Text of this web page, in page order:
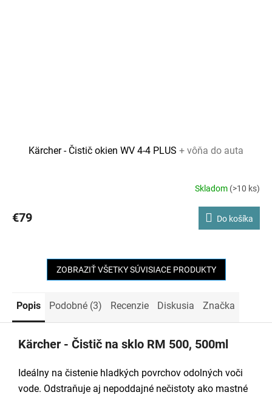
Kärcher - Čistič okien WV 4-4 PLUS + vôňa do auta
Skladom (>10 ks)
€79 Do košíka
ZOBRAZIŤ VŠETKY SÚVISIACE PRODUKTY
Popis Podobné (3) Recenzie Diskusia Značka
Kärcher - Čistič na sklo RM 500, 500ml
Ideálny na čistenie hladkých povrchov odolných voči
vode. Odstraňuje aj nepoddajné nečistoty ako mastné